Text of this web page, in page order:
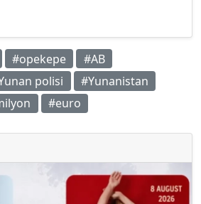
#opekepe
#AB
polisi
#Yunanistan
#euro